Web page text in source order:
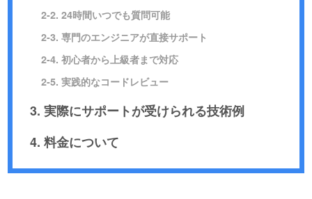
2-2. 24時間いつでも質問可能
2-3. 専門のエンジニアが直接サポート
2-4. 初心者から上級者まで対応
2-5. 実践的なコードレビュー
3. 実際にサポートが受けられる技術例
4. 料金について